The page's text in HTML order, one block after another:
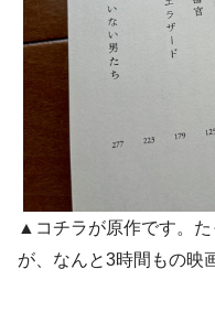
▲コチラが原作です。
が、なんと3時間もの映